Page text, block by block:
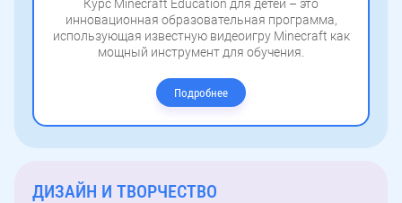
Курс Minecraft Education для детей – это
инновационная образовательная программа,
использующая известную видеоигру Minecraft как
мощный инструмент для обучения.
Подробнее
ДИЗАЙН И ТВОРЧЕСТВО